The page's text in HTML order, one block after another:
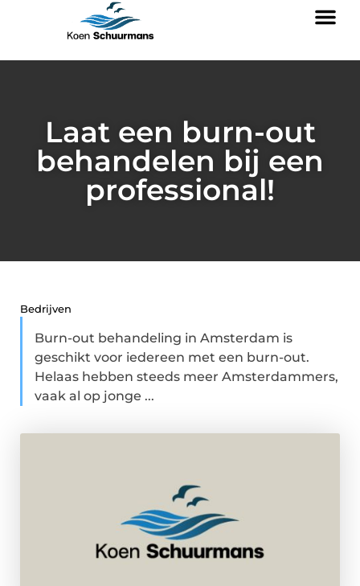
Laat een burn-out
behandelen bij een
professional!
Bedrijven
Burn-out behandeling in Amsterdam is
geschikt voor iedereen met een burn-out.
Helaas hebben steeds meer Amsterdammers,
vaak al op jonge ...